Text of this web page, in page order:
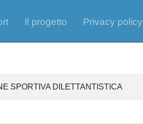
Il progetto Privacy policy
SPORTIVA DILETTANTISTICA